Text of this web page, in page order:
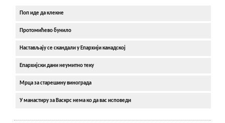
Поп иде да клекне
Протомићево бунило
Настављају се скандали у Епархији канадској
Епархијски дани неумитно теку
Мрца за старешину винограда
У манастиру за Васкрс нема ко да вас исповеди